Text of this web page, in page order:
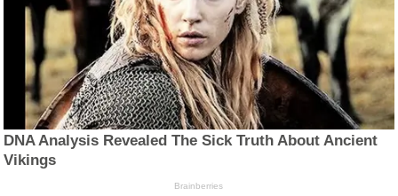
DNA Analysis Revealed The Sick Truth About Ancient
Vikings
Brainberries